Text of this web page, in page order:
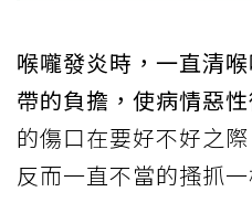
喉嚨發炎時，一直清
帶的負擔，使病情惡
的傷口在要好不好之
反而一直不當的搔抓一